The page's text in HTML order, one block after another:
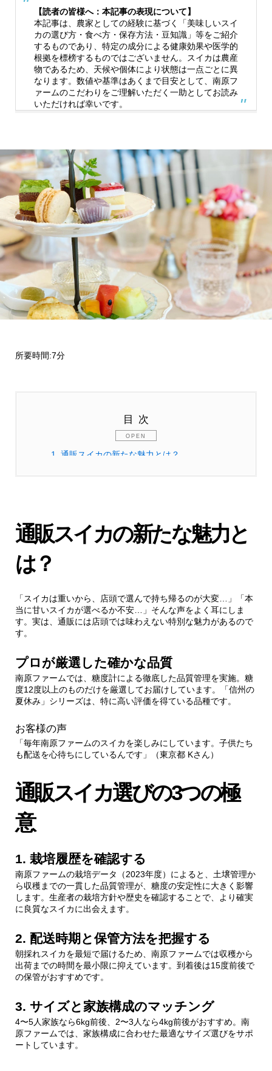
【読者の皆様へ：本記事の表現について】
本記事は、農家としての経験に基づく「美味しいスイ
カの選び方・食べ方・保存方法・豆知識」等をご紹介
するものであり、特定の成分による健康効果や医学的
根拠を標榜するものではございません。スイカは農産
物であるため、天候や個体により状態は一点ごとに異
なります。数値や基準はあくまで目安として、南原フ
ァームのこだわりをご理解いただく一助としてお読み
いただければ幸いです。
所要時間:7分
目次
1.通販スイカの新たな魅力とは？
お客様の声
2.2.2. 配送時期と保管方法を把握する
2.3.3. サイズと家族構成のマッチング
3.通販スイカを楽しむ新しい形
3.1.
3.1.1.お客様事例
4.安心・安全のお届けシステム
通販スイカの新たな魅力と
は？
「スイカは重いから、店頭で選んで持ち帰るのが大変…」「本
当に甘いスイカが選べるか不安…」そんな声をよく耳にしま
す。実は、通販には店頭では味わえない特別な魅力があるので
す。
プロが厳選した確かな品質
南原ファームでは、糖度計による徹底した品質管理を実施。糖
度12度以上のものだけを厳選してお届けしています。「信州の
夏休み」シリーズは、特に高い評価を得ている品種です。
お客様の声
「毎年南原ファームのスイカを楽しみにしています。子供たち
も配送を心待ちにしているんです」（東京都 Kさん）
通販スイカ選びの3つの極
意
1. 栽培履歴を確認する
南原ファームの栽培データ（2023年度）によると、土壌管理か
ら収穫までの一貫した品質管理が、糖度の安定性に大きく影響
します。生産者の栽培方針や歴史を確認することで、より確実
に良質なスイカに出会えます。
2. 配送時期と保管方法を把握する
朝採れスイカを最短で届けるため、南原ファームでは収穫から
出荷までの時間を最小限に抑えています。到着後は15度前後で
の保管がおすすめです。
3. サイズと家族構成のマッチング
4〜5人家族なら6kg前後、2〜3人なら4kg前後がおすすめ。南
原ファームでは、家族構成に合わせた最適なサイズ選びをサポ
ートしています。